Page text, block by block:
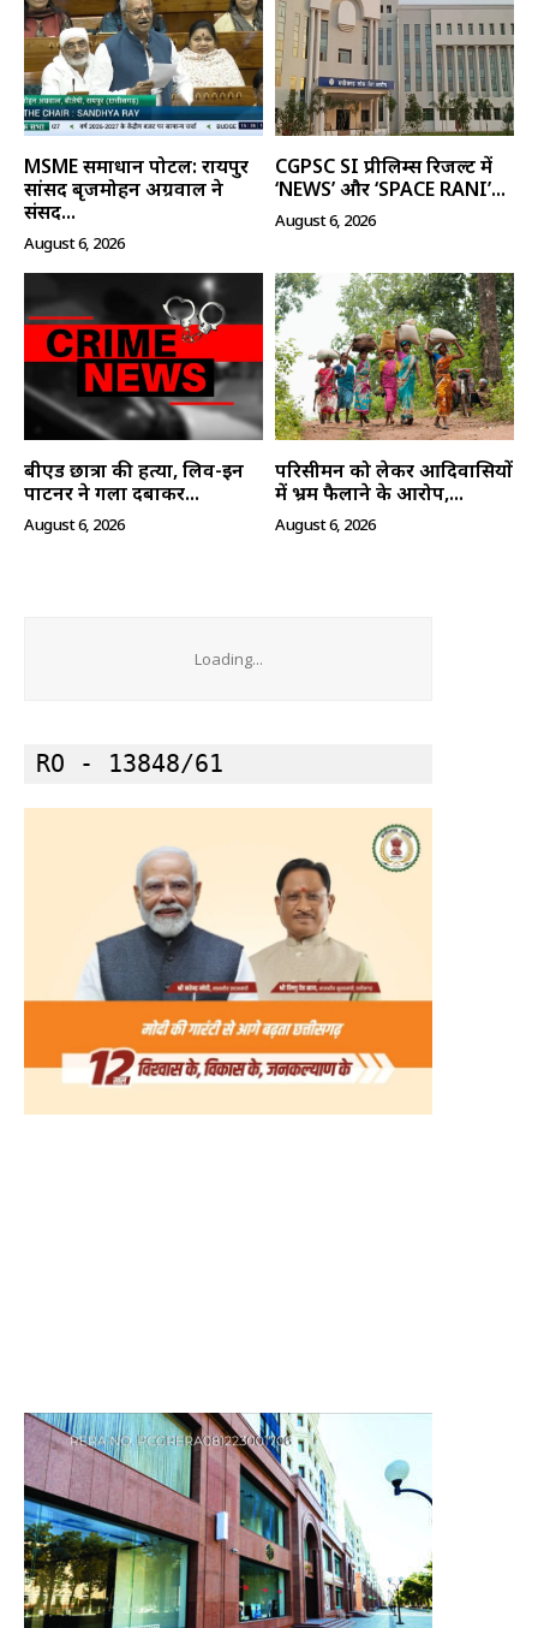
क्विक लिंक्स
मुख्य पेज
हमारे बारे में
संपर्क करें
MSME समाधान पोर्टल: रायपुर
सांसद बृजमोहन अग्रवाल ने
संसद...
August 6, 2026
CGPSC SI प्रीलिम्स रिजल्ट में
‘NEWS’ और ‘SPACE RANI’...
August 6, 2026
बीएड छात्रा की हत्या, लिव-इन
पार्टनर ने गला दबाकर...
August 6, 2026
परिसीमन को लेकर आदिवासियों
में भ्रम फैलाने के आरोप,...
August 6, 2026
Loading...
RO - 13848/61